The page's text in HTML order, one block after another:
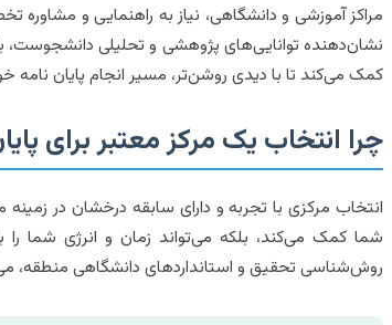
مراکز آموزشی و دانشگاهی، نیاز به راهنمایی و
نشان‌دهنده توانایی‌های پژوهشی و تحلیلی
کمک می‌کند تا با دیدی روشن‌تر، مسیر انجام پایان نامه
چرا انتخاب یک مرکز معتبر برای
انتخاب مرکزی با تجربه و دارای سابقه درخشان در زمینه
شما کمک می‌کند، بلکه می‌تواند زمان و انرژی شما
روش‌شناسی تحقیق و استانداردهای دانشگاهی منطقه،